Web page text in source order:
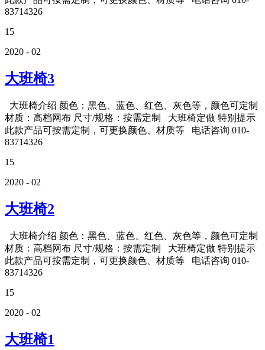
83714326
15
2020 - 02
大班椅3
大班椅介绍 颜色：黑色、蓝色、红色、灰色等，颜色可定制
材质：高档网布 尺寸/规格：按需定制 大班椅定做 特别提示
此款产品可按需定制，可更换颜色、材质等 电话咨询 010-
83714326
15
2020 - 02
大班椅2
大班椅介绍 颜色：黑色、蓝色、红色、灰色等，颜色可定制
材质：高档网布 尺寸/规格：按需定制 大班椅定做 特别提示
此款产品可按需定制，可更换颜色、材质等 电话咨询 010-
83714326
15
2020 - 02
大班椅1